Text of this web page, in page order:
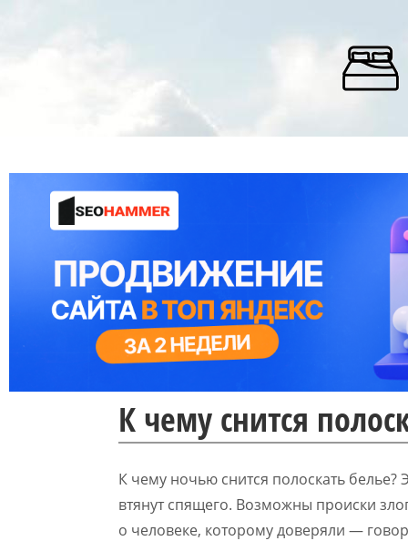
К чему снится
К чему ночью снится полоскать белье?
втянут спящего. Возможны происки
о человеке, которому доверяли —